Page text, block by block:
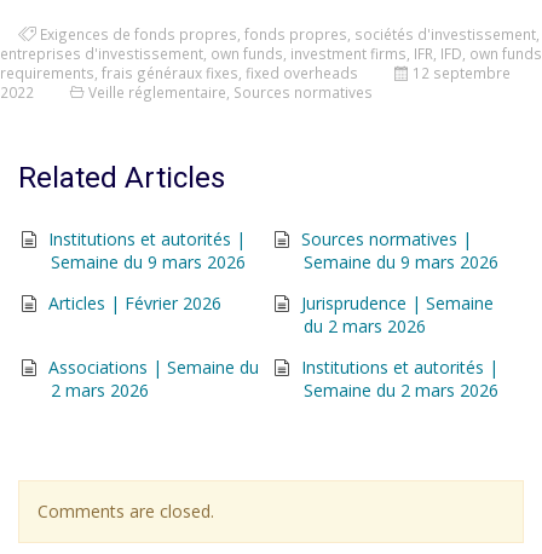
Exigences de fonds propres fonds propres sociétés d'investissement
entreprises d'investissement own funds investment firms IFR IFD own funds
requirements frais généraux fixes fixed overheads
12 septembre
2022
Veille réglementaire Sources normatives
Related Articles
Institutions et autorités |
Semaine du 9 mars 2026
Sources normatives |
Semaine du 9 mars 2026
Articles | Février 2026
Jurisprudence | Semaine
du 2 mars 2026
Associations | Semaine du
2 mars 2026
Institutions et autorités |
Semaine du 2 mars 2026
Comments are closed.